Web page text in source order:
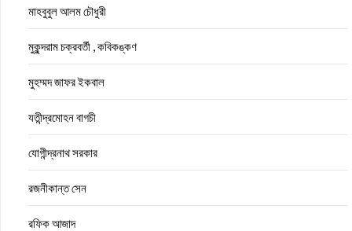
মাহবুবুল আলম চৌধুরী
মুকুন্দরাম চক্রবর্তী , কবিকঙ্কণ
মুহম্মদ জাফর ইকবাল
যতীন্দ্রমোহন বাগচী
যোগীন্দ্রনাথ সরকার
রজনীকান্ত সেন
রফিক আজাদ